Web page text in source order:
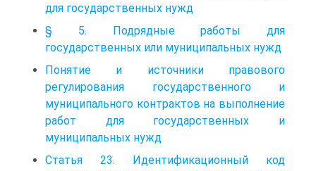
для государственных нужд
§ 5. Подрядные работы для
государственных или муниципальных нужд
Понятие и источники правового
регулирования государственного и
муниципального контрактов на выполнение
работ для государственных и
муниципальных нужд
Статья 23. Идентификационный код